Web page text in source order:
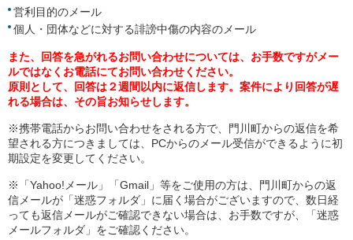
営利目的のメール
個人・団体などに対する誹謗中傷の内容のメール
また、回答を急がれるお問い合わせについては、お手数ですがメー
ルではなくお電話にてお問い合わせください。
原則として、回答は２週間以内に返信します。案件により回答が遅
れる場合は、その旨お知らせします。
※携帯電話からお問い合わせをされる方で、門川町からの返信を希
望される方につきましては、PCからのメール受信ができるように初
期設定を変更してください。
※「Yahoo!メール」「Gmail」等をご使用の方は、門川町からの返
信メールが「迷惑フォルダ」に届く場合がございますので、数日経
っても返信メールがご確認できない場合は、お手数ですが、「迷惑
メールフォルダ」をご確認ください。